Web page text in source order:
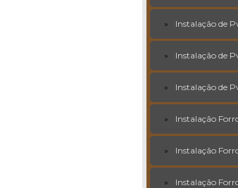
Instalação de
Instalação de
Instalação de
Instalação
Instalação
Instalação